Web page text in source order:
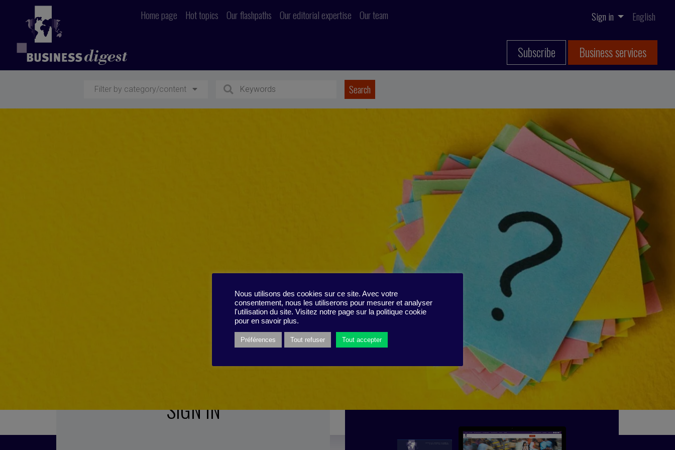
Home page Hot topics Our flashpaths Our editorial expertise Our team Sign in English
Subscribe Business services
Filter by category/content
SIGN IN
SUBSCRIBE TO
THE PUBLICATION
Nous utilisons des cookies sur ce site. Avec votre
consentement, nous les utiliserons pour mesurer et analyser
l'utilisation du site. Visitez notre page sur la politique cookie
pour en savoir plus.
Préférences Tout refuser Tout accepter